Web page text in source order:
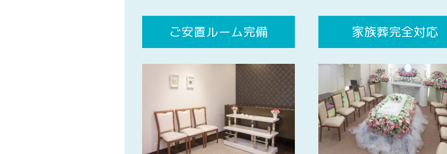
ご安置ルーム完備 家族葬完全対応